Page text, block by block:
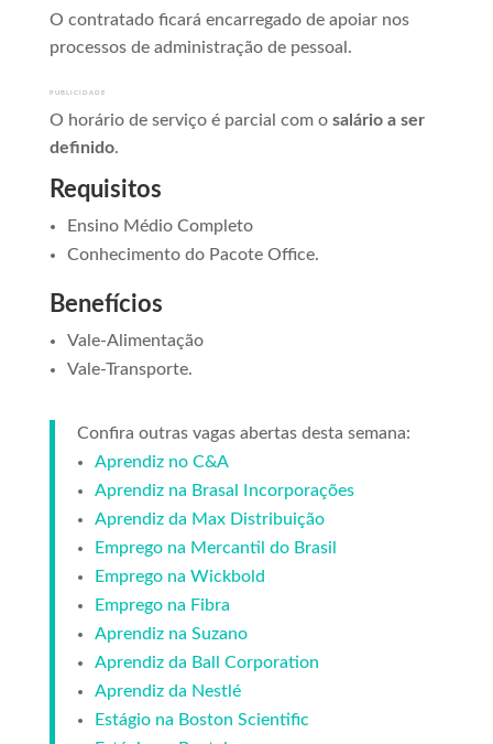
O contratado ficará encarregado de apoiar nos
processos de administração de pessoal.
PUBLICIDADE
O horário de serviço é parcial com o salário a ser
definido.
Requisitos
Ensino Médio Completo
Conhecimento do Pacote Office.
Benefícios
Vale-Alimentação
Vale-Transporte.
Confira outras vagas abertas desta semana:
Aprendiz no C&A
Aprendiz na Brasal Incorporações
Aprendiz da Max Distribuição
Emprego na Mercantil do Brasil
Emprego na Wickbold
Emprego na Fibra
Aprendiz na Suzano
Aprendiz da Ball Corporation
Aprendiz da Nestlé
Estágio na Boston Scientific